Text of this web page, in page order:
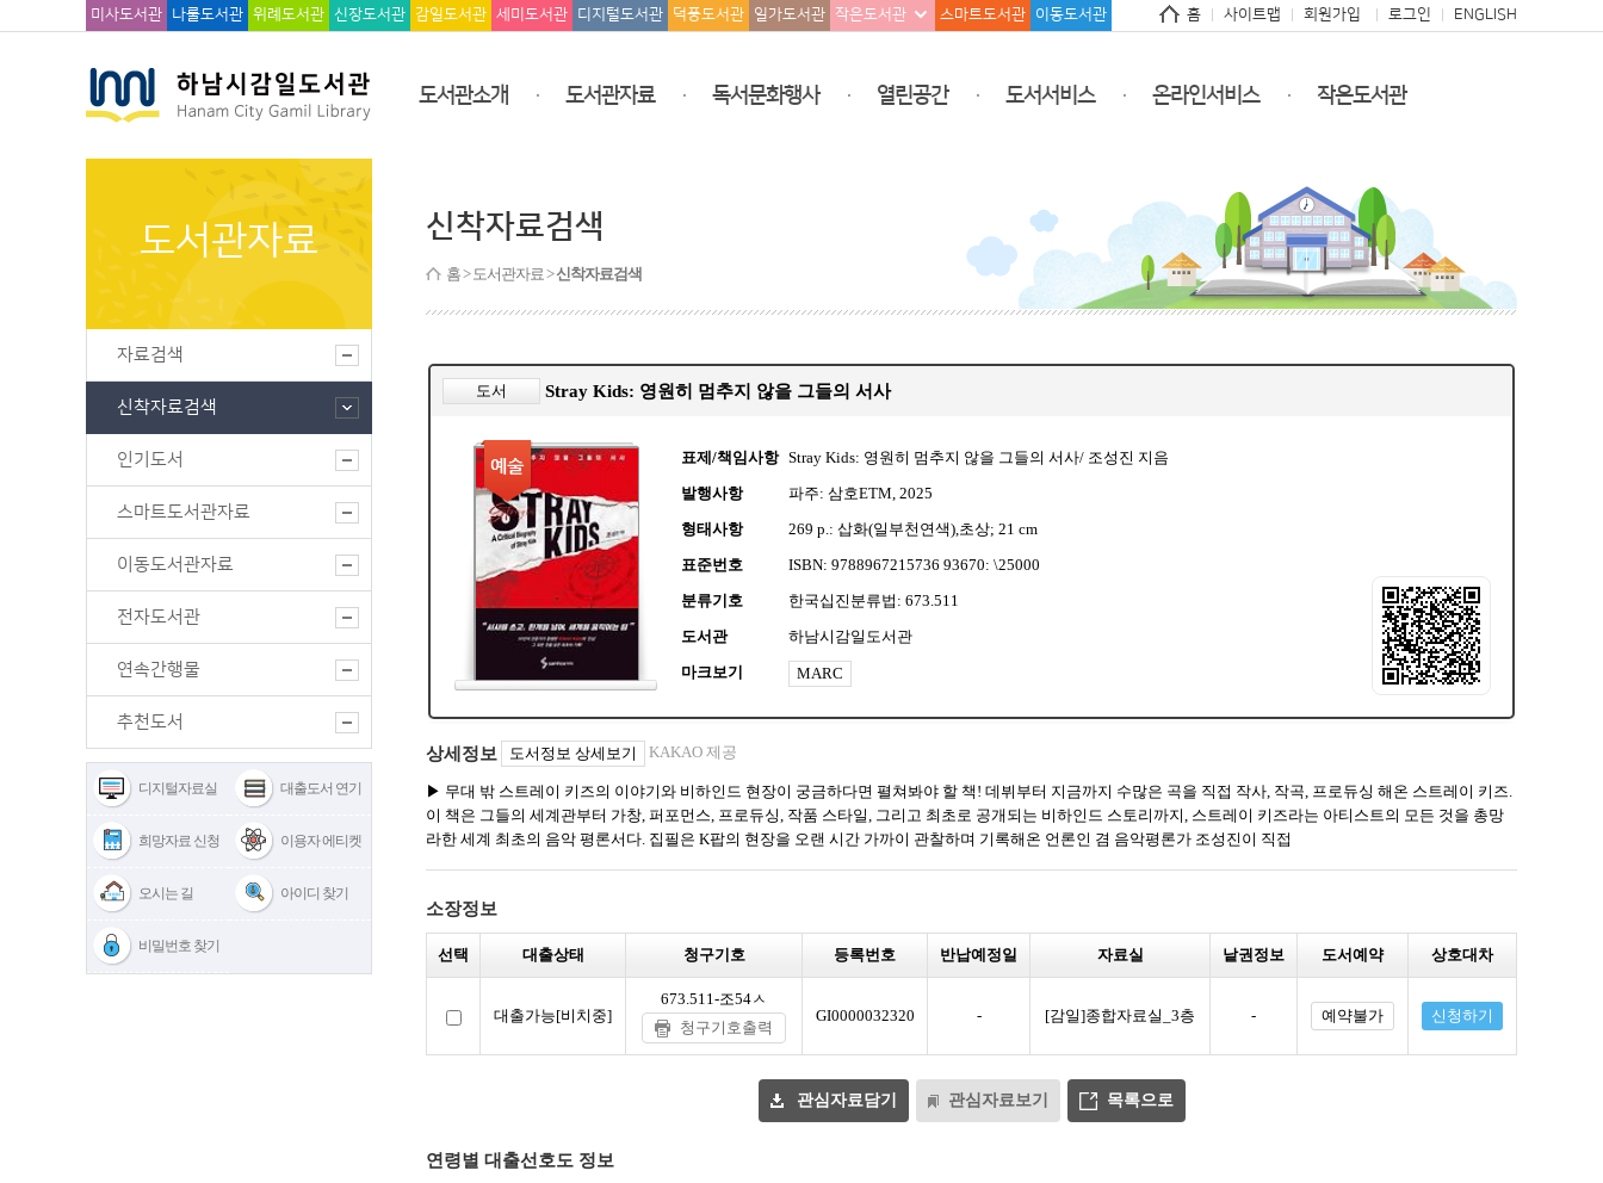
미사도서관 나룰도서관 위례도서관 신장도서관 감일도서관 세미도서관 디지털도서관 덕풍도서관 일가도서관 작은도서관 스마트도서관 이동도서관 홈 사이트맵 회원가입 로그인 ENGLISH
도서관소개 도서관자료 독서문화행사 열린공간 도서서비스 온라인서비스 작은도서관
도서관자료
자료검색
신착자료검색
인기도서
스마트도서관자료
이동도서관자료
전자도서관
연속간행물
추천도서
디지털자료실 대출도서 연기
희망자료 신청 이용자 에티켓
오시는 길 아이디 찾기
비밀번호 찾기
신착자료검색
홈> 도서관자료 >신착자료검색